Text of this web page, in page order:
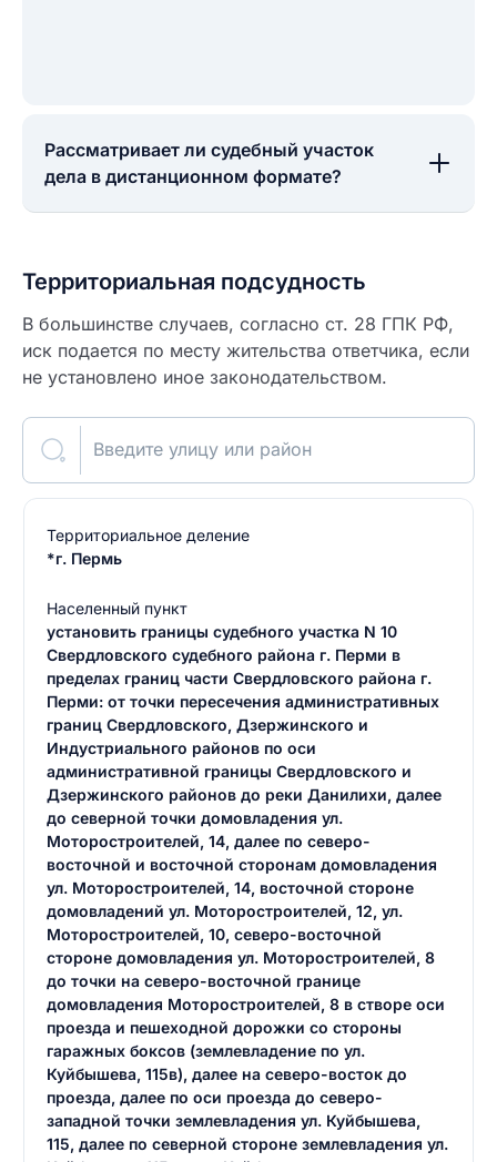
Рассматривает ли судебный участок
дела в дистанционном формате?
Территориальная подсудность
В большинстве случаев, согласно ст. 28 ГПК РФ,
иск подается по месту жительства ответчика, если
не установлено иное законодательством.
Введите улицу или район
Территориальное деление
*г. Пермь
Населенный пункт
установить границы судебного участка N 10
Свердловского судебного района г. Перми в
пределах границ части Свердловского района г.
Перми: от точки пересечения административных
границ Свердловского, Дзержинского и
Индустриального районов по оси
административной границы Свердловского и
Дзержинского районов до реки Данилихи, далее
до северной точки домовладения ул.
Моторостроителей, 14, далее по северо-
восточной и восточной сторонам домовладения
ул. Моторостроителей, 14, восточной стороне
домовладений ул. Моторостроителей, 12, ул.
Моторостроителей, 10, северо-восточной
стороне домовладения ул. Моторостроителей, 8
до точки на северо-восточной границе
домовладения Моторостроителей, 8 в створе оси
проезда и пешеходной дорожки со стороны
гаражных боксов (землевладение по ул.
Куйбышева, 115в), далее на северо-восток до
проезда, далее по оси проезда до северо-
западной точки землевладения ул. Куйбышева,
115, далее по северной стороне землевладения ул.